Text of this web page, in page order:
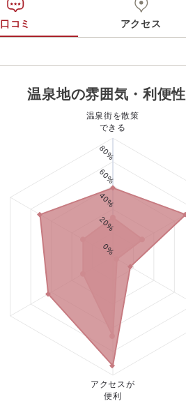
口コミ アクセス
温泉地の雰囲気・利便性
0%
20%
40%
60%
80%
温泉街を散策
できる
アクセスが
便利